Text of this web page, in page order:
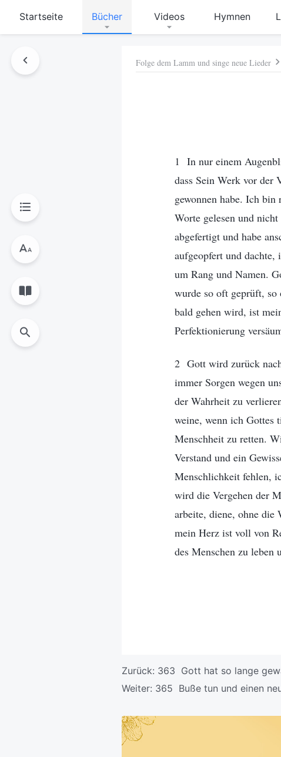
Startseite Bücher Videos Hymnen
Folge dem Lamm und singe neue Lieder
1 In nur einem
dass Sein Werk vor der
gewonnen habe. Ich
Worte gelesen und
abgefertigt und habe
aufgeopfert und
um Rang und Namen.
wurde so oft geprüft, so
bald gehen wird, ist
Perfektionierung
2 Gott wird zurück
immer Sorgen wegen
der Wahrheit zu
weine, wenn ich Gottes
Menschheit zu retten.
Verstand und ein
Menschlichkeit fehlen,
wird die Vergehen der
arbeite, diene, ohne die
mein Herz ist voll von
des Menschen zu leben
Zurück: 363 Gott hat so lange
Weiter: 365 Buße tun und einen